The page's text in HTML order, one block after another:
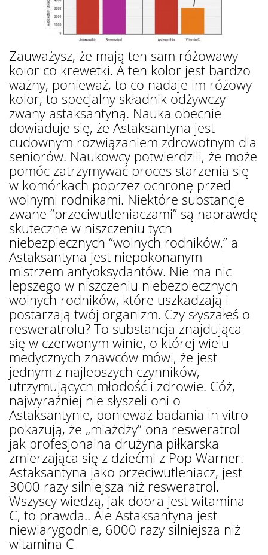
Zauważysz, że mają ten sam różowawy
kolor co krewetki. A ten kolor jest bardzo
ważny, ponieważ, to co nadaje im różowy
kolor, to specjalny składnik odżywczy
zwany astaksantyną. Nauka obecnie
dowiaduje się, że Astaksantyna jest
cudownym rozwiązaniem zdrowotnym dla
seniorów. Naukowcy potwierdzili, że może
pomóc zatrzymywać proces starzenia się
w komórkach poprzez ochronę przed
wolnymi rodnikami. Niektóre substancje
zwane “przeciwutleniaczami” są naprawdę
skuteczne w niszczeniu tych
niebezpiecznych “wolnych rodników,” a
Astaksantyna jest niepokonanym
mistrzem antyoksydantów. Nie ma nic
lepszego w niszczeniu niebezpiecznych
wolnych rodników, które uszkadzają i
postarzają twój organizm. Czy słyszałeś o
resweratrolu? To substancja znajdująca
się w czerwonym winie, o której wielu
medycznych znawców mówi, że jest
jednym z najlepszych czynników,
utrzymujących młodość i zdrowie. Cóż,
najwyraźniej nie słyszeli oni o
Astaksantynie, ponieważ badania in vitro
pokazują, że „miażdży” ona resweratrol
jak profesjonalna drużyna piłkarska
zmierzająca się z dziećmi z Pop Warner.
Astaksantyna jako przeciwutleniacz, jest
3000 razy silniejsza niż resweratrol.
Wszyscy wiedzą, jak dobra jest witamina
C, to prawda.. Ale Astaksantyna jest
niewiarygodnie, 6000 razy silniejsza niż
witamina C